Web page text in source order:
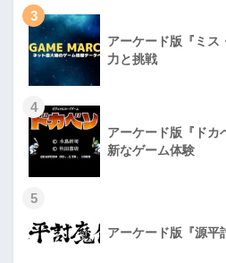
3
アーケード版『ミス
力と挑戦
4
アーケード版『ドカ
新なゲーム体験
5
アーケード版『源平